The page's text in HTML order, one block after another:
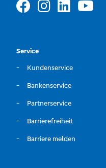
Service
Kundenservice
Bankenservice
Partnerservice
Barrierefreiheit
Barriere melden